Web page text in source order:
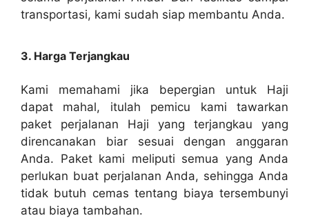
transportasi, kami sudah siap membantu Anda.
3. Harga Terjangkau
Kami memahami jika bepergian untuk Haji
dapat mahal, itulah pemicu kami tawarkan
paket perjalanan Haji yang terjangkau yang
direncanakan biar sesuai dengan anggaran
Anda. Paket kami meliputi semua yang Anda
perlukan buat perjalanan Anda, sehingga Anda
tidak butuh cemas tentang biaya tersembunyi
atau biaya tambahan.